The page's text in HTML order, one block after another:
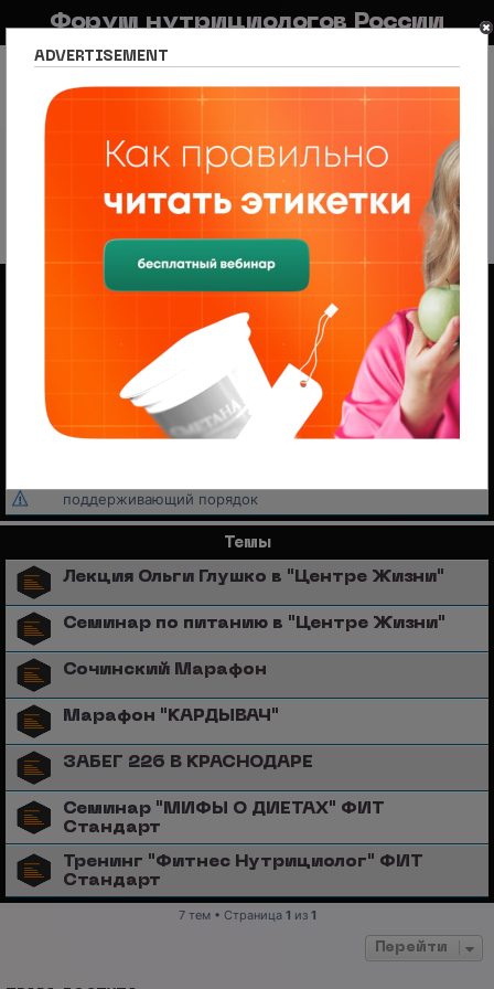
Форум нутрициологов России
FAQ Правила
Нутрициология по регионам
Краснодар
из
Менеджер по продажам (B2B/B2C) в НЦПС
— Удаленно, от 110 000 ₽
Ищем менеджера по продажам в лицензированный
учебный центр нутрициологии. Удаленная работа,
свободный график, оплата 20%
На форуме проводится набор
поддерживающий порядок
Темы
Лекция Ольги Глушко в "Центре Жизни"
Семинар по питанию в "Центре Жизни"
Сочинский Марафон
Марафон "КАРДЫВАЧ"
ЗАБЕГ 226 В КРАСНОДАРЕ
Семинар "МИФЫ О ДИЕТАХ" ФИТ
Стандарт
Тренинг "Фитнес Нутрициолог" ФИТ
Стандарт
7 тем • Страница 1 из 1
Перейти
ADVERTISEMENT